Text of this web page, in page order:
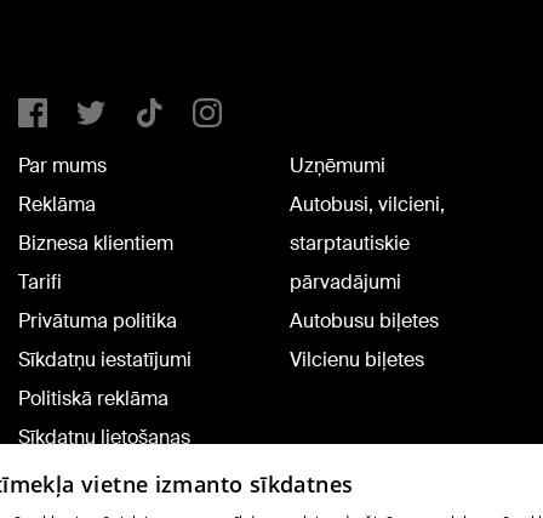
Par mums
Reklāma
Biznesa klientiem
Tarifi
Privātuma politika
Sīkdatņu iestatījumi
Politiskā reklāma
Sīkdatņu lietošanas
noteikumi
Uzņēmumi
Autobusi, vilcieni,
starptautiskie
pārvadājumi
Autobusu biļetes
Vilcienu biļetes
vietne izmanto sīkdatnes